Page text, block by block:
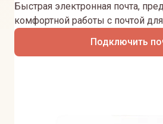
Быстрая электронная почта,
комфортной работы с почтой
Подключить